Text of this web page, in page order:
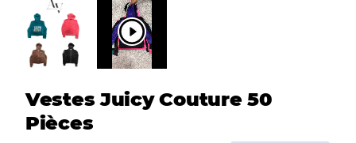
Vestes Juicy Couture 50
Pièces